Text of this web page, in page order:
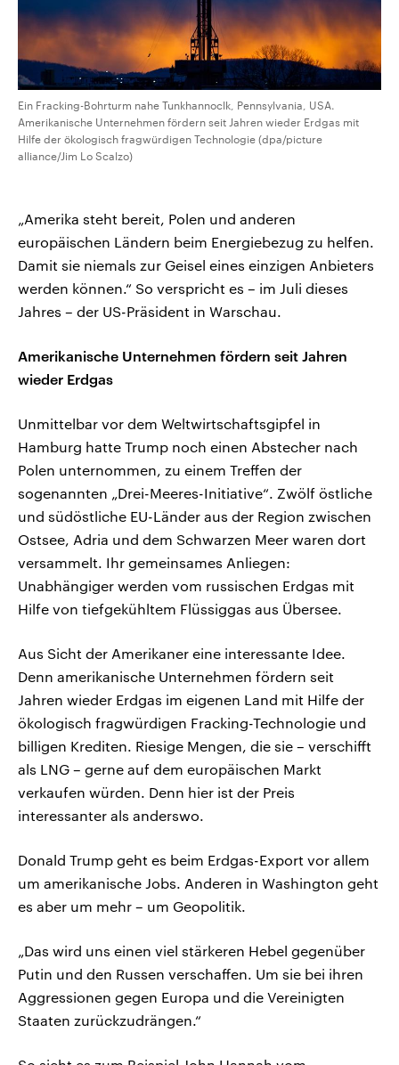
Ein Fracking-Bohrturm nahe Tunkhannoclk, Pennsylvania, USA.
Amerikanische Unternehmen fördern seit Jahren wieder Erdgas mit
Hilfe der ökologisch fragwürdigen Technologie (dpa/picture
alliance/Jim Lo Scalzo)
„Amerika steht bereit, Polen und anderen
europäischen Ländern beim Energiebezug zu helfen.
Damit sie niemals zur Geisel eines einzigen Anbieters
werden können.“ So verspricht es – im Juli dieses
Jahres – der US-Präsident in Warschau.
Amerikanische Unternehmen fördern seit Jahren
wieder Erdgas
Unmittelbar vor dem Weltwirtschaftsgipfel in
Hamburg hatte Trump noch einen Abstecher nach
Polen unternommen, zu einem Treffen der
sogenannten „Drei-Meeres-Initiative“. Zwölf östliche
und südöstliche EU-Länder aus der Region zwischen
Ostsee, Adria und dem Schwarzen Meer waren dort
versammelt. Ihr gemeinsames Anliegen:
Unabhängiger werden vom russischen Erdgas mit
Hilfe von tiefgekühltem Flüssiggas aus Übersee.
Aus Sicht der Amerikaner eine interessante Idee.
Denn amerikanische Unternehmen fördern seit
Jahren wieder Erdgas im eigenen Land mit Hilfe der
ökologisch fragwürdigen Fracking-Technologie und
billigen Krediten. Riesige Mengen, die sie – verschifft
als LNG – gerne auf dem europäischen Markt
verkaufen würden. Denn hier ist der Preis
interessanter als anderswo.
Donald Trump geht es beim Erdgas-Export vor allem
um amerikanische Jobs. Anderen in Washington geht
es aber um mehr – um Geopolitik.
„Das wird uns einen viel stärkeren Hebel gegenüber
Putin und den Russen verschaffen. Um sie bei ihren
Aggressionen gegen Europa und die Vereinigten
Staaten zurückzudrängen.“